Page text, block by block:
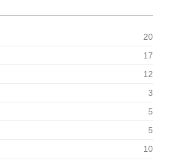
20
17
12
3
5
5
10